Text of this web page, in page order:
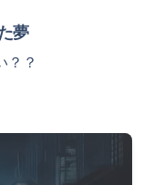
夢
？？